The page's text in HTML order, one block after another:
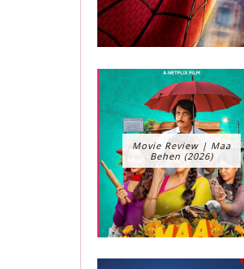
Movie Review | Maa
Behen (2026)